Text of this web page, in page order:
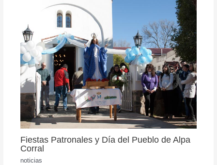
Fiestas Patronales y Día del Pueblo de Alpa
Corral
noticias